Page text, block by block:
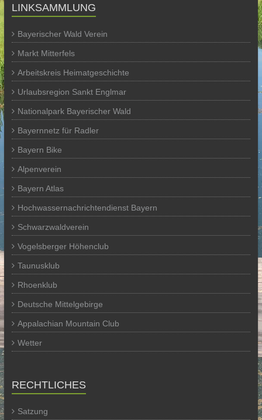
LINKSAMMLUNG
Bayerischer Wald Verein
Markt Mitterfels
Arbeitskreis Heimatgeschichte
Urlaubsregion Sankt Englmar
Nationalpark Bayerischer Wald
Bayernnetz für Radler
Bayern Bike
Alpenverein
Bayern Atlas
Hochwassernachrichtendienst Bayern
Schwarzwaldverein
Vogelsberger Höhenclub
Taunusklub
Rhoenklub
Deutsche Mittelgebirge
Appalachian Mountain Club
Wetter
RECHTLICHES
Satzung